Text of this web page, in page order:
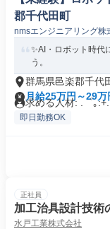
郡千代田町
nmsエンジニアリング株
✨AI・ロボット時代
う。
群馬県邑楽郡千代
月給25万円～29万
求める人材: .゜｡
即日勤務OK
正社員
加工治具設計技術
水戸工業株式会社